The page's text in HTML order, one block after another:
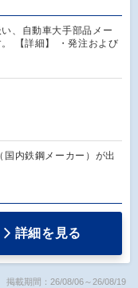
、自動車大手部品メー
【詳細】 ・発注および
国内鉄鋼メーカー）が出
詳細を見る
掲載期間：26/08/06～26/08/19